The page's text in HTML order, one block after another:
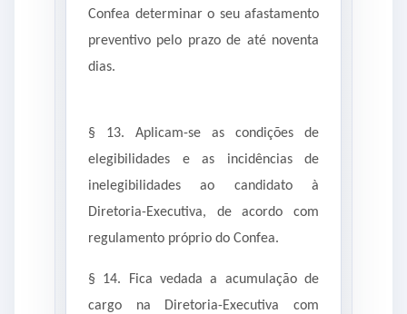
Confea determinar o seu afastamento
preventivo pelo prazo de até noventa
dias.
§ 13. Aplicam-se as condições de
elegibilidades e as incidências de
inelegibilidades ao candidato à
Diretoria-Executiva, de acordo com
regulamento próprio do Confea.
§ 14. Fica vedada a acumulação de
cargo na Diretoria-Executiva com